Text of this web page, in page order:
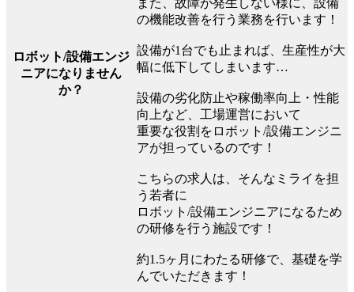
ロボット/設備エンジ
ニアになりません
か？
の機能改善を行う業務を行います！
設備が1台でも止まれば、生産性が大
幅に低下してしまいます…
設備の劣化防止や稼働率向上・性能
向上など、工場運営において
重要な役割をロボット/設備エンジニ
アが担っているのです！
こちらの求人は、そんなミライを担
う若者に
ロボット/設備エンジニアになるため
の研修を行う施設です！
約1.5ヶ月にわたる研修で、基礎を学
んでいただきます！